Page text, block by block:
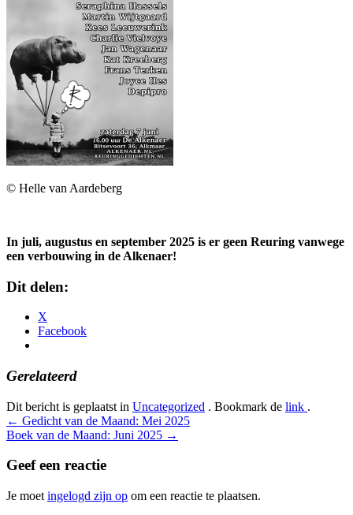
© Helle van Aardeberg
In juli, augustus en september 2025 is er geen Reuring vanwege
een verbouwing in de Alkenaer!
Dit delen:
X
Facebook
Gerelateerd
Dit bericht is geplaatst in Uncategorized . Bookmark de link .
Bericht
navigatie
← Gedicht van de Maand: Mei 2025
Boek van de Maand: Juni 2025 →
Geef een reactie
Je moet ingelogd zijn op om een reactie te plaatsen.